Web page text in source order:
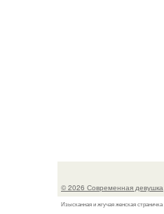
© 2026 Современная девушка
Изысканная и жгучая женская страничка